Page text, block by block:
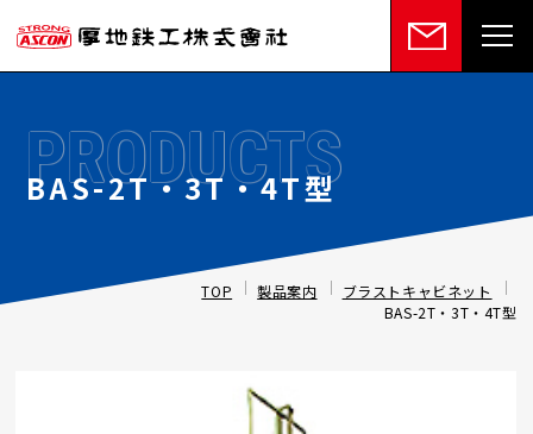
BAS-2T・3T・4T型
PRODUCTS
TOP 製品案内
ブラストキャビネット
BAS-2T・3T・4T型